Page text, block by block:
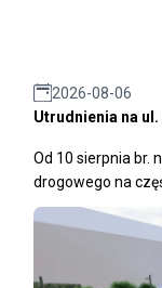
2026-08-06
Utrudnienia na
Od 10 sierpnia br.
drogowego na